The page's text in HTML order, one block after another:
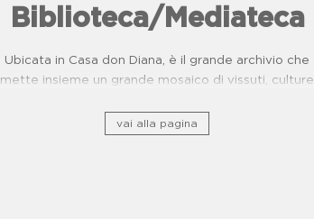
Biblioteca/Mediateca
Ubicata in Casa don Diana, è il grande archivio che
mette insieme un grande mosaico di vissuti, culture
vai alla pagina